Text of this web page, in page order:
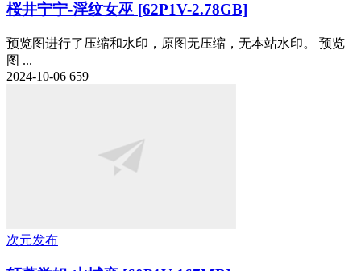
桜井宁宁-淫纹女巫 [62P1V-2.78GB]
预览图进行了压缩和水印，原图无压缩，无本站水印。 预览
图 ...
2024-10-06 659
次元发布